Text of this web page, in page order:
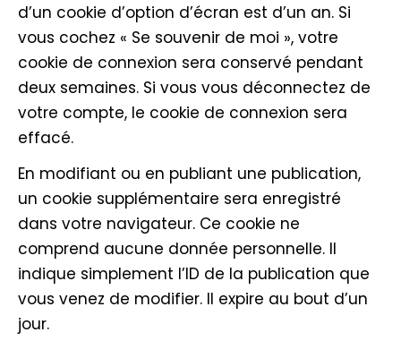
d’un cookie d’option d’écran est d’un an. Si
vous cochez « Se souvenir de moi », votre
cookie de connexion sera conservé pendant
deux semaines. Si vous vous déconnectez de
votre compte, le cookie de connexion sera
effacé.
En modifiant ou en publiant une publication,
un cookie supplémentaire sera enregistré
dans votre navigateur. Ce cookie ne
comprend aucune donnée personnelle. Il
indique simplement l’ID de la publication que
vous venez de modifier. Il expire au bout d’un
jour.